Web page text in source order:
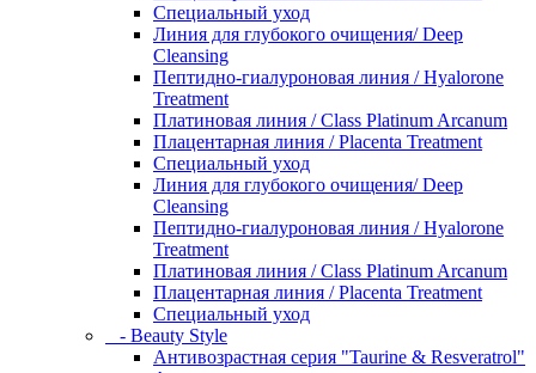
Специальный уход
Линия для глубокого очищения/ Deep
Cleansing
Пептидно-гиалуроновая линия / Hyalorone
Treatment
Платиновая линия / Class Platinum Arcanum
Плацентарная линия / Placenta Treatment
Специальный уход
Линия для глубокого очищения/ Deep
Cleansing
Пептидно-гиалуроновая линия / Hyalorone
Treatment
Платиновая линия / Class Platinum Arcanum
Плацентарная линия / Placenta Treatment
Специальный уход
- Beauty Style
Антивозрастная серия "Taurine & Resveratrol"